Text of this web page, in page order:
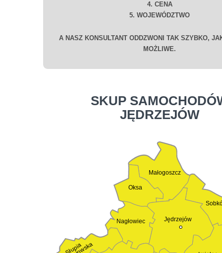
4. CENA
5. WOJEWÓDZTWO
A NASZ KONSULTANT ODDZWONI TAK SZYBKO,
MOŻLIWE.
SKUP
JĘDRZEJÓW
Małogoszcz
Oksa
Nagłowiec
Słupia
Jędrzejów